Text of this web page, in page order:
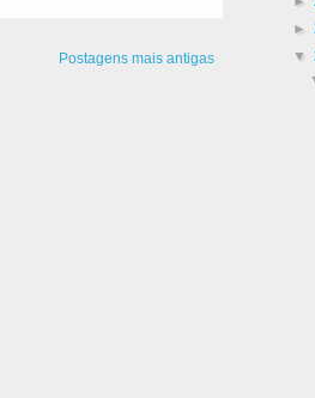
Postagens mais antigas
►
▼